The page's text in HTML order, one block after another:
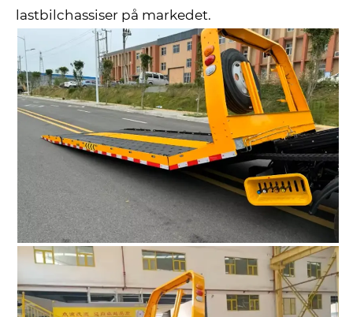
lastbilchassiser på markedet.